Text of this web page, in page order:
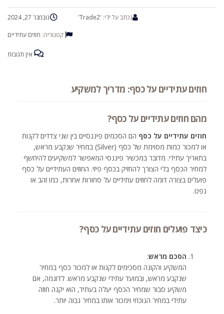
נובמבר 27, 2024 נכתב על ידי: 'Trade2'
קטגוריה: חוזים עתידיים
אין תגובות
חוזים עתידיים על כסף: מדריך למשקיע
מהם חוזים עתידיים על כסף?
חוזים עתידיים על כסף הם הסכמים פיננסיים בין שני צדדים לקנות
או למכור כמות מסוימת של כסף (Silver) במחיר שנקבע מראש,
בתאריך עתידי. מדובר במכשיר פיננסי המאפשר למשקיעים להיחשף
למחיר הכסף בלי הצורך להחזיק בכסף פיזי. החוזים העתידיים על כסף
פועלים בצורה דומה לחוזים עתידיים על סחורות אחרות, כמו זהב או
נפט.
כיצד פועלים חוזים עתידיים על כסף?
הסכם מראש:
המשקיע והקונה מסכימים לקנות או למכור כסף במחיר
שנקבע מראש, ובמועד עתידי שנקבע מראש. לדוגמה, אם
משקיע סבור שמחיר הכסף יעלה בעתיד, הוא יקנה חוזה
עתידי במחיר הנוכחי וימכור אותו במחיר גבוה יותר.